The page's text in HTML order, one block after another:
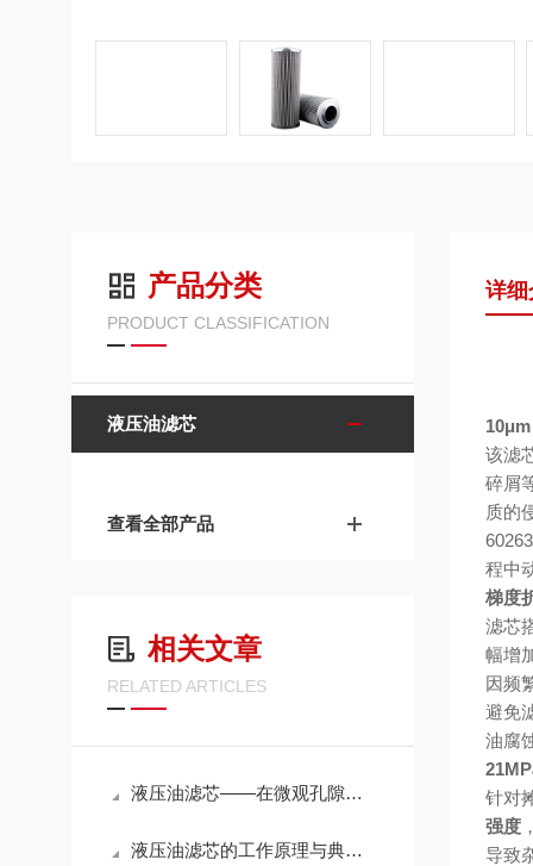
产品分类
PRODUCT CLASSIFICATION
液压油滤芯
查看全部产品
相关文章
RELATED ARTICLES
液压油滤芯——在微观孔隙中捍卫液压系统的“血液纯净”
液压油滤芯的工作原理与典型应用解析
详细
该滤
碎屑
质的
程中
梯度
滤芯
幅增
因频
避免
油腐
针对
强度
导致